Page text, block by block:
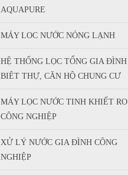
AQUAPURE
MÁY LOC NƯỚC NÓNG LẠNH
HỆ THỐNG LỌC TỔNG GIA ĐÌNH
BIÊT THỰ, CĂN HỘ CHUNG CƯ
MÁY LỌC NƯỚC TINH KHIẾT RO
CÔNG NGHIỆP
XỬ LÝ NƯỚC GIA ĐÌNH CÔNG
NGHIỆP